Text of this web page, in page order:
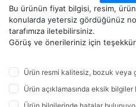
Bu ürünün fiyat bilgisi, resim, ürün
konularda yetersiz gördüğünüz
tarafımıza iletebilirsiniz.
Görüş ve önerileriniz için
Ürün resmi kalitesiz, bozuk veya
Ürün açıklamasında eksik bilgiler